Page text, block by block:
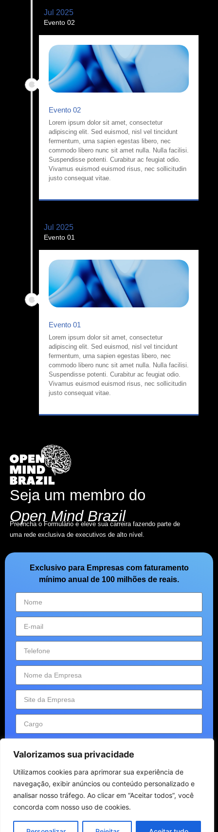
Valorizamos sua privacidade
Utilizamos cookies para aprimorar sua experiência de
navegação, exibir anúncios ou conteúdo personalizado e
analisar nosso tráfego. Ao clicar em “Aceitar todos”, você
concorda com nosso uso de cookies.
Jul 2025
Evento 02
Evento 02
Lorem ipsum dolor sit amet, consectetur
adipiscing elit. Sed euismod, nisl vel tincidunt
fermentum, urna sapien egestas libero, nec
commodo libero nunc sit amet nulla. Nulla facilisi.
Suspendisse potenti. Curabitur ac feugiat odio.
Vivamus euismod euismod risus, nec sollicitudin
justo consequat vitae.
Jul 2025
Evento 01
Evento 01
Lorem ipsum dolor sit amet, consectetur
adipiscing elit. Sed euismod, nisl vel tincidunt
fermentum, urna sapien egestas libero, nec
commodo libero nunc sit amet nulla. Nulla facilisi.
Suspendisse potenti. Curabitur ac feugiat odio.
Vivamus euismod euismod risus, nec sollicitudin
justo consequat vitae.
Seja um membro do
Open Mind Brazil
Preencha o Formulário e eleve sua carreira fazendo parte de
uma rede exclusiva de executivos de alto nível.
Exclusivo para Empresas com faturamento
mínimo anual de 100 milhões de reais.
Enviar